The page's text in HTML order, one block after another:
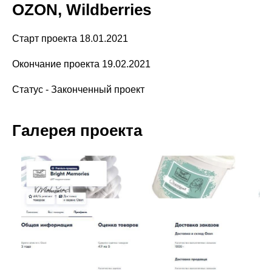
OZON, Wildberries
Старт проекта 18.01.2021
Окончание проекта 19.02.2021
Статус - Законченный проект
Галерея проекта